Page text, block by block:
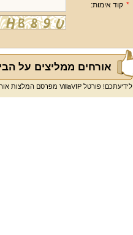
* קוד אימות:
אורחים ממליצים על
לידיעתכם! פורטל VillaVIP מפרסם המלצות אורחים בלבד ולא חוות דעת או ביקורות.